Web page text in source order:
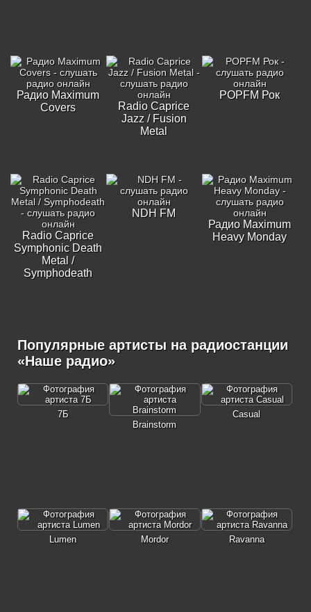
Радио Maximum
Covers
Radio Caprice
Jazz / Fusion
Metal
POPFM Рок
Radio Caprice
Symphonic Death
Metal /
Symphodeath
NDH FM
Радио Maximum
Heavy Monday
Популярные артисты на радиостанции
«Наше радио»
7Б
Brainstorm
Casual
Lumen Mordor Ravanna